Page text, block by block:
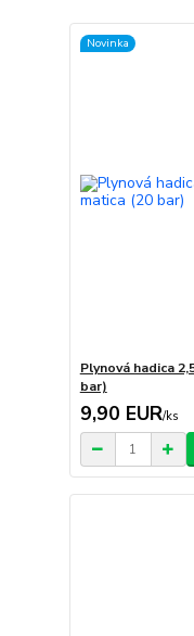
Novinka
Plynová hadica
bar)
9,90 EUR/ks